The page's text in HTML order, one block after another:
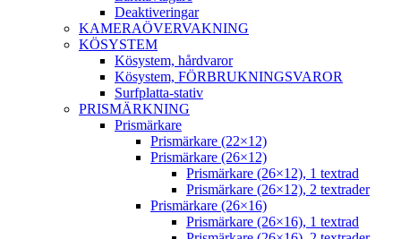
Deaktiveringar
KAMERAÖVERVAKNING
KÖSYSTEM
Kösystem, hårdvaror
Kösystem, FÖRBRUKNINGSVAROR
Surfplatta-stativ
PRISMÄRKNING
Prismärkare
Prismärkare (22×12)
Prismärkare (26×12)
Prismärkare (26×12), 1 textrad
Prismärkare (26×12), 2 textrader
Prismärkare (26×16)
Prismärkare (26×16), 1 textrad